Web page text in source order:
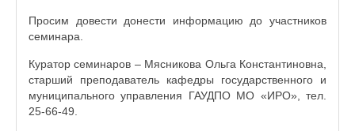
Просим довести донести информацию до участников
семинара.
Куратор семинаров – Мясникова Ольга Константиновна,
старший преподаватель кафедры государственного и
муниципального управления ГАУДПО МО «ИРО», тел.
25-66-49.